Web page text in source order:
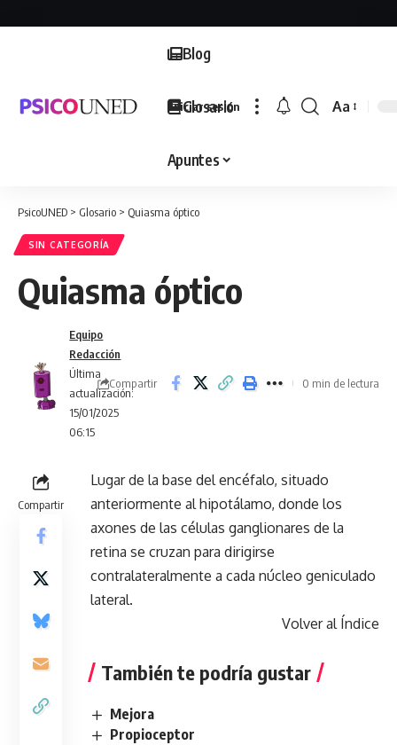
Blog
Glosario
Apuntes
Iniciar sesión
Font
Aa
PsicoUNED > Glosario > Quiasma óptico
SIN CATEGORÍA
Quiasma óptico
Última
actualización:
15/01/2025
06:15
Equipo
Redacción
Compartir 0 min de lectura
Compartir
Lugar de la base del encéfalo, situado
anteriormente al hipotálamo, donde los
axones de las células ganglionares de la
retina se cruzan para dirigirse
contralateralmente a cada núcleo geniculado
lateral.
Volver al Índice
También te podría gustar
Mejora
Propioceptor